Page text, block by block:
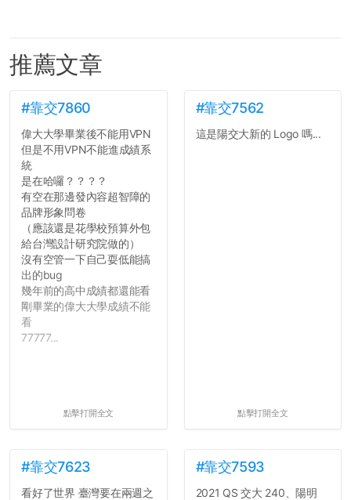
推薦文章
#靠交7860
偉大大學畢業後不能用VPN
但是不用VPN不能進成績系
統
是在哈囉？？？？
有空在那邊發內容超智障的
品牌形象問卷
（應該還是花學校預算外包
給台灣設計研究院做的）
沒有空管一下自己耍低能搞
出的bug
幾年前的高中成績都還能看
剛畢業的偉大大學成績不能
看
77777...
點擊打開全文
#靠交7562
這是陽交大新的 Logo 嗎...
點擊打開全文
#靠交7623
看好了世界 臺灣要在兩週之
#靠交7593
2021 QS 交大 240、陽明